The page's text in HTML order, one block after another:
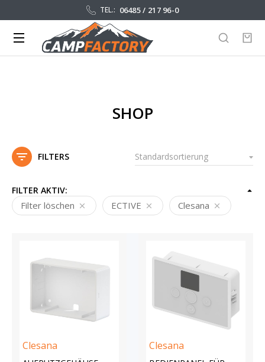
TEL.: 06485 / 217 96-0
SHOP
FILTERS
FILTER AKTIV:
Filter löschen ECTIVE Clesana
Clesana Clesana